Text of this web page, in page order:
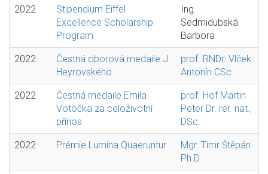
2022
Stipendium Eiffel
Excellence Scholarship
Program
Ing.
Sedmidubská
Barbora
2022
Čestná oborová medaile J.
Heyrovského
prof. RNDr. Vlček
Antonín CSc.
2022
Čestná medaile Emila
Votočka za celoživotní
přínos
prof. Hof Martin
Peter Dr. rer. nat.,
DSc.
2022 Prémie Lumina Quaeruntur
Mgr. Timr Štěpán
Ph.D.